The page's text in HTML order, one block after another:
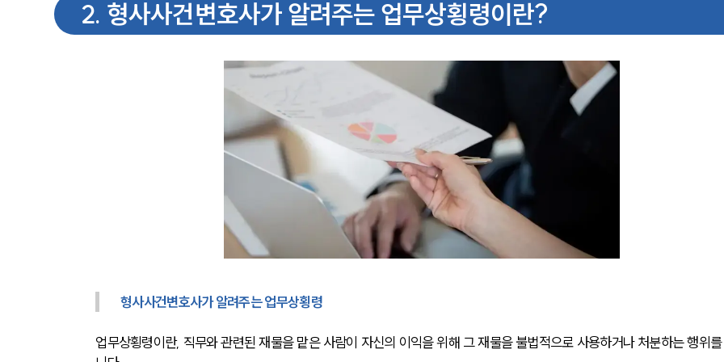
2. 형사사건변호사가 알려주는 업무상횡령이란?
형사사건변호사가 알려주는 업무상횡령
업무상횡령이란, 직무와 관련된 재물을 맡은 사람이 자신의 이익을 위해 그 재물을 불법적으로 사용하거나 처분하는 행위